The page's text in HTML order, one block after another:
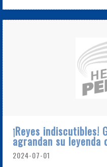
¡Reyes indiscutibles!
agrandan su leyenda
2024-07-01